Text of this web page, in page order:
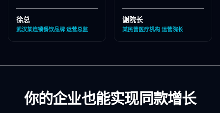
营，效果更好！"
徐总
武汉某连锁餐饮品牌 运营总监
行合规承诺，非常专业！"
谢院长
某民营医疗机构 运营院长
你的企业也能实现同款增长